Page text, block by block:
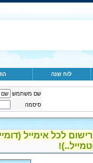
לוח שנה
שם משתמש
סיסמה
לכל אימייל